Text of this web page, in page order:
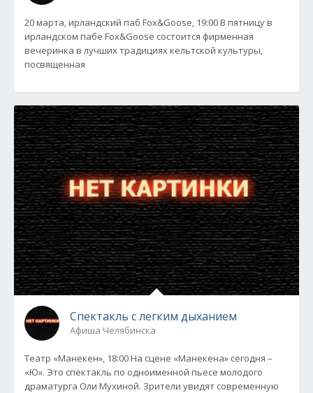
20 марта, ирландский паб Fox&Goose, 19:00 В пятницу в
ирландском пабе Fox&Goose состоится фирменная
вечеринка в лучших традициях кельтской культуры,
посвященная
Спектакль с легким дыханием
Афиша Челябинска
Театр «Манекен», 18:00 На сцене «Манекена» сегодня –
«Ю». Это спектакль по одноименной пьесе молодого
драматурга Оли Мухиной. Зрители увидят современную